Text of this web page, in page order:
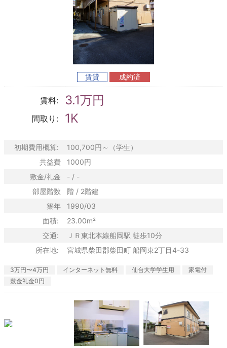
賃貸 成約済
賃料: 3.1万円
間取り: 1K
初期費用概算:
100,700円～（学生）
共益費
1000円
敷金/礼金
- / -
部屋階数
階 / 2階建
築年
1990/03
面積:
23.00m²
交通:
ＪＲ東北本線船岡駅 徒歩10分
所在地:
宮城県柴田郡柴田町 船岡東2丁目4-33
3万円〜4万円 インターネット無料 仙台大学学生用
家電付
敷金礼金0円